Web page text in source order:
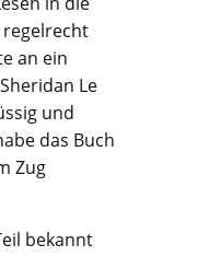
an ein
Le
und
das Buch
Zug
bekannt